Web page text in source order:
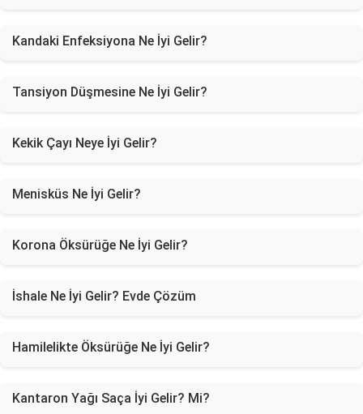
Kandaki Enfeksiyona Ne İyi Gelir?
Tansiyon Düşmesine Ne İyi Gelir?
Kekik Çayı Neye İyi Gelir?
Menisküs Ne İyi Gelir?
Korona Öksürüğe Ne İyi Gelir?
İshale Ne İyi Gelir? Evde Çözüm
Hamilelikte Öksürüğe Ne İyi Gelir?
Kantaron Yağı Saça İyi Gelir? Mi?